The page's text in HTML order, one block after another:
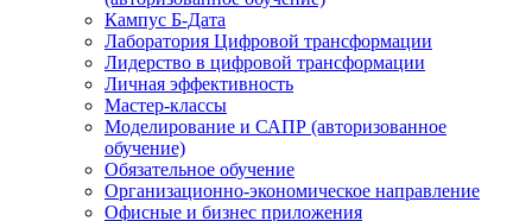
Кампус Б-Дата
Лаборатория Цифровой трансформации
Лидерство в цифровой трансформации
Личная эффективность
Мастер-классы
Моделирование и САПР (авторизованное
обучение)
Обязательное обучение
Организационно-экономическое направление
Офисные и бизнес приложения